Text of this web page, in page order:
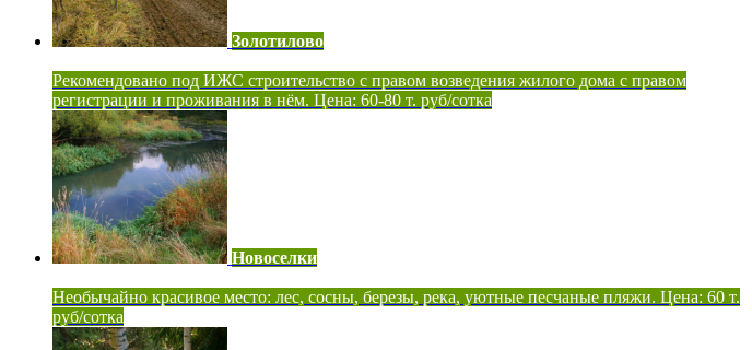
Золотилово
Рекомендовано под ИЖС строительство с правом возведения жилого дома с правом
регистрации и проживания в нём. Цена: 60-80 т. руб/сотка
Новоселки
Необычайно красивое место: лес, сосны, березы, река, уютные песчаные пляжи. Цена: 60 т.
руб/сотка